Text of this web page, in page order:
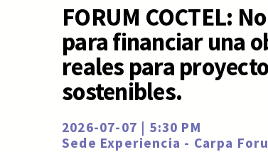
FORUM COCTEL:
para financiar una
reales para
sostenibles.
2026-07-07 | 5:30 PM
Sede Experiencia - Carpa